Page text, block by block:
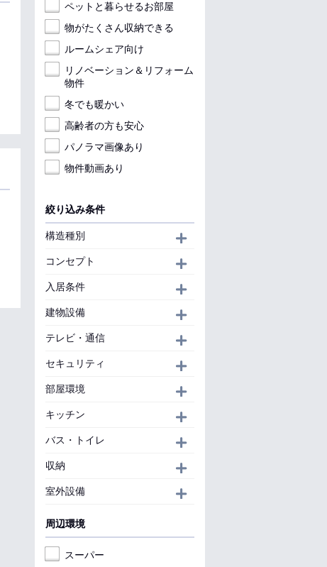
ペットと暮らせるお部屋
物がたくさん収納できる
ルームシェア向け
リノベーション＆リフォーム
物件
冬でも暖かい
高齢者の方も安心
パノラマ画像あり
物件動画あり
絞り込み条件
構造種別
コンセプト
入居条件
建物設備
テレビ・通信
セキュリティ
部屋環境
キッチン
バス・トイレ
収納
室外設備
周辺環境
スーパー